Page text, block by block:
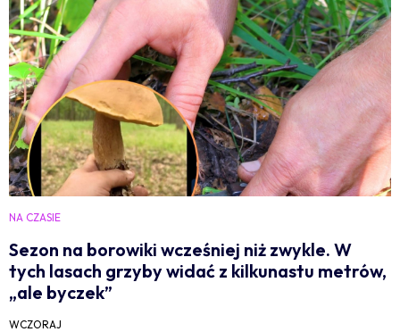
NA CZASIE
Sezon na borowiki wcześniej niż zwykle. W
tych lasach grzyby widać z kilkunastu metrów,
„ale byczek”
WCZORAJ